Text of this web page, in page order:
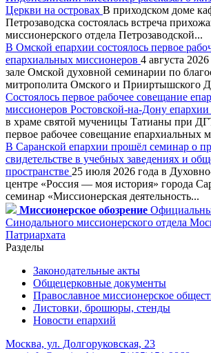
Церкви на островах В приходском доме
Петрозаводска состоялась встреча
миссионерского отдела Петрозаводской...
В Омской епархии состоялось первое
епархиальных миссионеров 4 августа
зале Омской духовной семинарии по
митрополита Омского и Прииртышского
Состоялось первое рабочее совещание
миссионеров Ростовской-на-Дону епархии
в храме святой мученицы Татианы при
первое рабочее совещание епархиальных
В Саранской епархии прошёл семинар о
свидетельстве в учебных заведениях и
пространстве 25 июля 2026 года в
центре «Россия — моя история» города
семинар «Миссионерская деятельность...
Миссионерское обозрение
Синодального миссионерского отдела
Патриархата
Разделы
Законодательные акты
Общецерковные документы
Православное миссионерское
Листовки, брошюры, стенды
Новости епархий
Москва, ул. Долгоруковская, 23